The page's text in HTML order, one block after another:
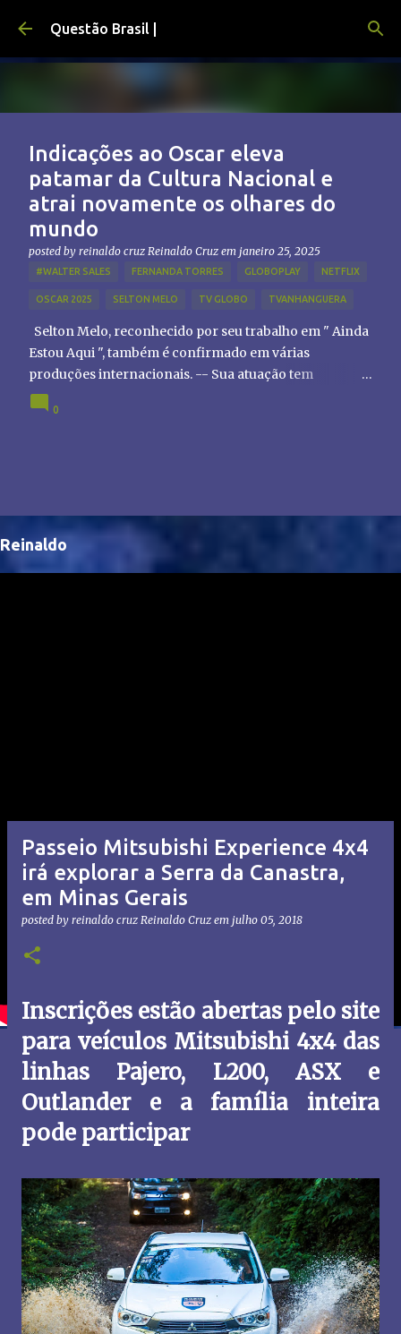
Pular para o conteúdo principal
Questão Brasil |
Indicações ao Oscar eleva
patamar da Cultura Nacional e
atrai novamente os olhares do
mundo
posted by reinaldo cruz Reinaldo Cruz em janeiro 25, 2025
#WALTER SALES FERNANDA TORRES GLOBOPLAY NETFLIX
OSCAR 2025 SELTON MELO TV GLOBO TVANHANGUERA
Selton Melo, reconhecido por seu trabalho em " Ainda
Estou Aqui ", também é confirmado em várias
produções internacionais. -- Sua atuação tem
chamado atenção de diretores e produtores fora do
Brasil, abrindo portas para novas oportunidades no
0
Reinaldo
Passeio Mitsubishi Experience 4x4
irá explorar a Serra da Canastra,
em Minas Gerais
posted by reinaldo cruz Reinaldo Cruz em julho 05, 2018
Inscrições estão abertas pelo site
para veículos Mitsubishi 4x4 das
linhas Pajero, L200, ASX e
Outlander e a família inteira
pode participar